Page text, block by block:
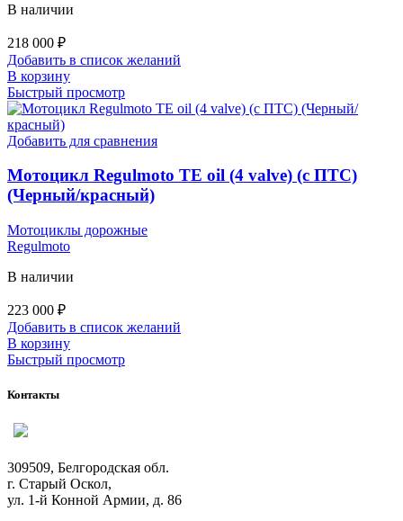
В наличии
218 000 ₽
Добавить в список желаний
В корзину
Быстрый просмотр
Добавить для сравнения
Мотоцикл Regulmoto TE oil (4 valve) (с ПТС)
(Черный/красный)
Мотоциклы дорожные
Regulmoto
В наличии
223 000 ₽
Добавить в список желаний
В корзину
Быстрый просмотр
Контакты
309509, Белгородская обл.
г. Старый Оскол,
ул. 1-й Конной Армии, д. 86